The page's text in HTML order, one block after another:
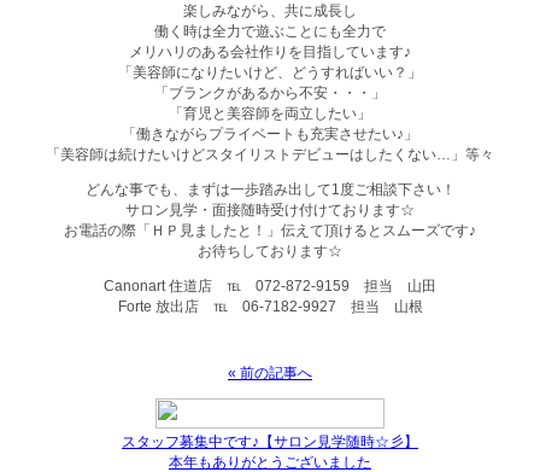
楽しみながら、共に成長し
働く時は全力で遊ぶことにも全力で
メリハリのある会社作りを目指しています♪
「美容師になりたいけど、どうすればいい？」
「ブランクがあるから不安・・・」
「育児と美容師を両立したい」
「働きながらプライベートも充実させたい♪」
「美容師は続けたいけどスタイリストデビューはしたくない…」等々
どんな事でも、まずは一歩踏み出して1度ご相談下さい！
サロン見学・面接随時受け付けております☆
お電話の際「ＨＰ見ましたと！」伝えて頂けるとスムーズです♪
お待ちしております☆
Canonart 住道店 ℡ 072-872-9159 担当 山田
Forte 放出店 ℡ 06-7182-9927 担当 山根
« 前の記事へ
スタッフ募集中です♪【サロン見学随時☆彡】
本年もありがとうございました